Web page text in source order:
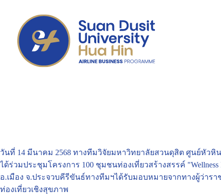
วันที่ 14 มีนาคม 2568 ทางทีมวิจัยมหาวิทยาลัยสวนดุสิต ศูนย์หัว
ได้ร่วมประชุมโครงการ 100 ชุมชนท่องเที่ยวสร้างสรรค์
อ.เมือง จ.ประจวบคีรีขันธ์ทางทีมฯได้รับมอบหมายจากทางผู้ว่าร
ท่องเที่ยวเชิงสุขภาพ